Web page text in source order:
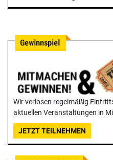
Wir verlosen regelmäßig
aktuellen Veranstaltungen in
JETZT TEILNEHMEN